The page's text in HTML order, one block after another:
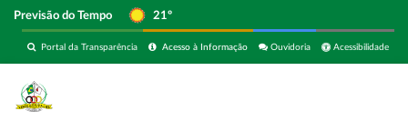
Previsão do Tempo 21º
Acessibilidade
Ouvidoria
Acesso à Informação
Portal da Transparência